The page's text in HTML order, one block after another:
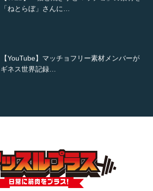
「ねとらぼ」さんに…
【YouTube】マッチョフリー素材メンバーが
ギネス世界記録…
【TV】TBS番組「ひるおび」にてマッスルプ
TOKYO FMラジオ番組「ONE MORNING」
で紹介さ…